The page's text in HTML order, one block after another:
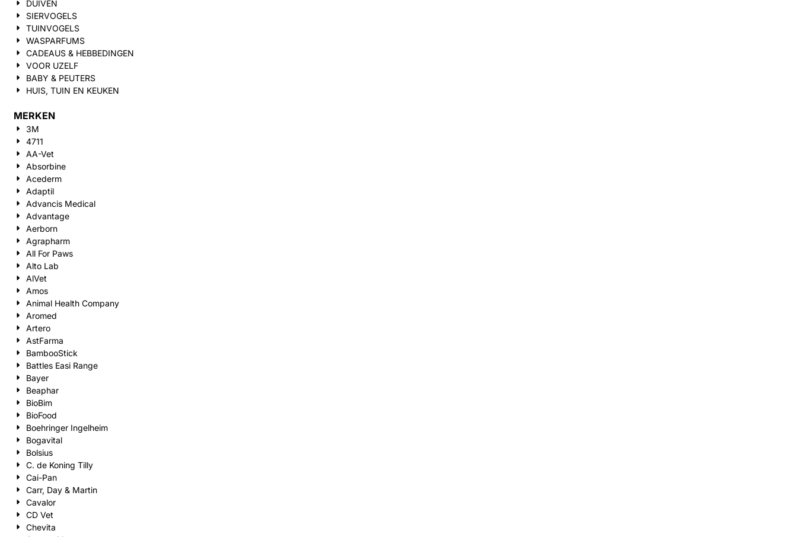
DUIVEN
SIERVOGELS
TUINVOGELS
WASPARFUMS
CADEAUS & HEBBEDINGEN
VOOR UZELF
BABY & PEUTERS
HUIS, TUIN EN KEUKEN
MERKEN
3M
4711
AA-Vet
Absorbine
Acederm
Adaptil
Advancis Medical
Advantage
Aerborn
Agrapharm
All For Paws
Alto Lab
AlVet
Amos
Animal Health Company
Aromed
Artero
AstFarma
BambooStick
Battles Easi Range
Bayer
Beaphar
BioBim
BioFood
Boehringer Ingelheim
Bogavital
Bolsius
C. de Koning Tilly
Cai-Pan
Carr, Day & Martin
Cavalor
CD Vet
Chevita